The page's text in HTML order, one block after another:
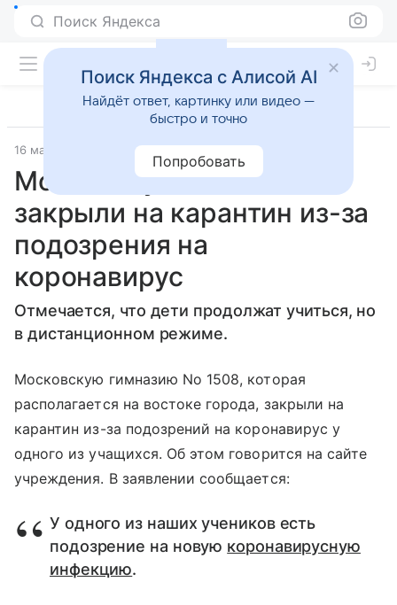
Поиск Яндекса
16 марта 2020 Газета.Ру
Московскую гимназию
закрыли на карантин из-за
подозрения на
коронавирус
Отмечается, что дети продолжат учиться, но
в дистанционном режиме.
Московскую гимназию No 1508, которая
располагается на востоке города, закрыли на
карантин из-за подозрений на коронавирус у
одного из учащихся. Об этом говорится на сайте
учреждения. В заявлении сообщается:
У одного из наших учеников есть
подозрение на новую коронавирусную
инфекцию.
Поиск Яндекса с Алисой AI
Найдёт ответ, картинку или видео —
быстро и точно
Попробовать